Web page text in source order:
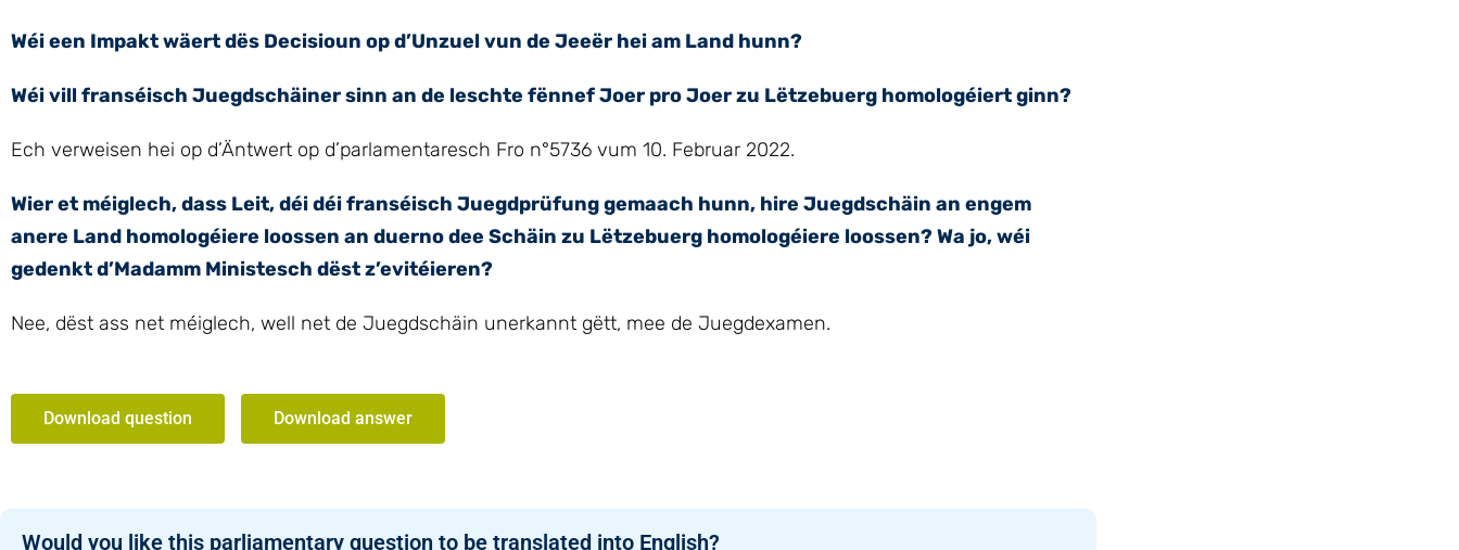
Wéi een Impakt wäert dës Decisioun op d’Unzuel vun de Jeeër hei am Land hunn?
Wéi vill franséisch Juegdschäiner sinn an de leschte fënnef Joer pro Joer zu Lëtzebuerg homologéiert ginn?
Ech verweisen hei op d’Äntwert op d’parlamentaresch Fro n°5736 vum 10. Februar 2022.
Wier et méiglech, dass Leit, déi déi franséisch Juegdprüfung gemaach hunn, hire Juegdschäin an engem
anere Land homologéiere loossen an duerno dee Schäin zu Lëtzebuerg homologéiere loossen? Wa jo, wéi
gedenkt d’Madamm Ministesch dëst z’evitéieren?
Nee, dëst ass net méiglech, well net de Juegdschäin unerkannt gëtt, mee de Juegdexamen.
Download question Download answer
Would you like this parliamentary question to be translated into English?